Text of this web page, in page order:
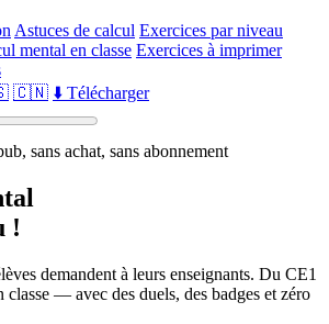
Astuces de calcul Exercices par niveau
mental en classe Exercices à imprimer
🇨🇳 ⬇️ Télécharger
sans achat, sans abonnement
!
demandent à leurs enseignants. Du CE1
classe — avec des duels, des badges et zéro